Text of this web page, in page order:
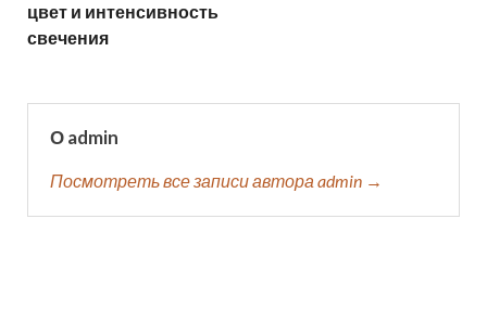
цвет и интенсивность
свечения
О admin
Посмотреть все записи автора admin →